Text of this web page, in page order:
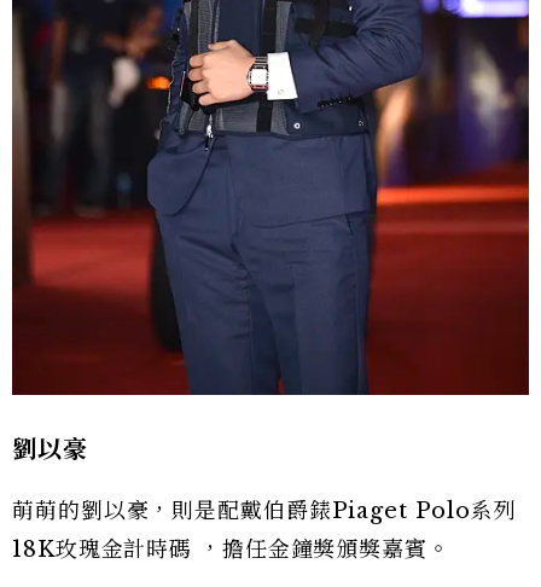
劉以豪
萌萌的劉以豪，則是配戴伯爵錶Piaget Polo系列
18K玫瑰金計時碼 ，擔任金鐘獎頒獎嘉賓。